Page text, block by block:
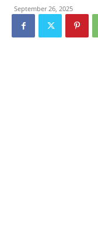
September 26, 2025